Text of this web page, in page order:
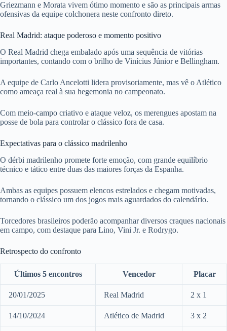
Griezmann e Morata vivem ótimo momento e são as principais armas
ofensivas da equipe colchonera neste confronto direto.
Real Madrid: ataque poderoso e momento positivo
O Real Madrid chega embalado após uma sequência de vitórias
importantes, contando com o brilho de Vinícius Júnior e Bellingham.
A equipe de Carlo Ancelotti lidera provisoriamente, mas vê o Atlético
como ameaça real à sua hegemonia no campeonato.
Com meio-campo criativo e ataque veloz, os merengues apostam na
posse de bola para controlar o clássico fora de casa.
Expectativas para o clássico madrilenho
O dérbi madrilenho promete forte emoção, com grande equilíbrio
técnico e tático entre duas das maiores forças da Espanha.
Ambas as equipes possuem elencos estrelados e chegam motivadas,
tornando o clássico um dos jogos mais aguardados do calendário.
Torcedores brasileiros poderão acompanhar diversos craques nacionais
em campo, com destaque para Lino, Vini Jr. e Rodrygo.
Retrospecto do confronto
Últimos 5 encontros Vencedor Placar
20/01/2025 Real Madrid 2 x 1
14/10/2024 Atlético de Madrid 3 x 2